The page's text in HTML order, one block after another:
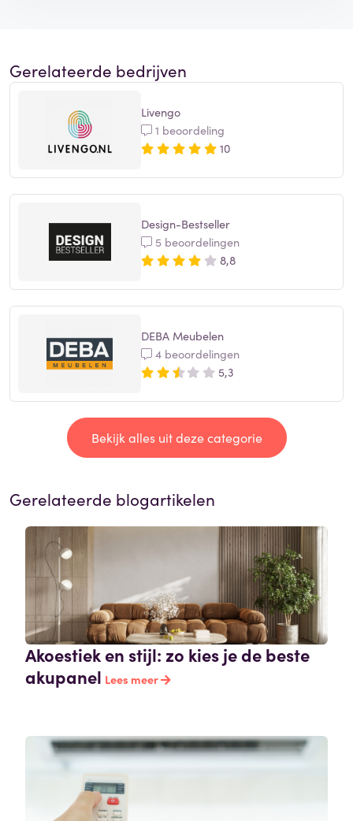
Gerelateerde bedrijven
Livengo
1 beoordeling
10
Design-Bestseller
5 beoordelingen
8,8
DEBA Meubelen
4 beoordelingen
5,3
Bekijk alles uit deze categorie
Gerelateerde blogartikelen
Akoestiek en stijl: zo kies je de beste
akupanel Lees meer